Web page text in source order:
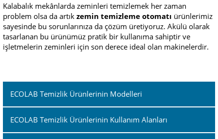
Kalabalık mekânlarda zeminleri temizlemek her zaman
problem olsa da artık zemin temizleme otomatı ürünlerimiz
sayesinde bu sorunlarınıza da çözüm üretiyoruz. Akülü olarak
tasarlanan bu ürünümüz pratik bir kullanıma sahiptir ve
işletmelerin zeminleri için son derece ideal olan makinelerdir.
ECOLAB Temizlik Ürünlerinin Modelleri
ECOLAB Temizlik Ürünlerinin Kullanım Alanları